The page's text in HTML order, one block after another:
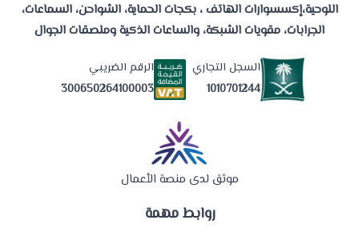
روابط مهمة
اللوحية،إكسسوارات الهاتف ، بكجات الحماية، الشواحن، السماعات،
الجرابات، مقويات الشبكة، والساعات الذكية وملصقات الجوال
السجل التجاري
1010701244
الرقم الضريبي
300650264100003
موثق لدى منصة الأعمال